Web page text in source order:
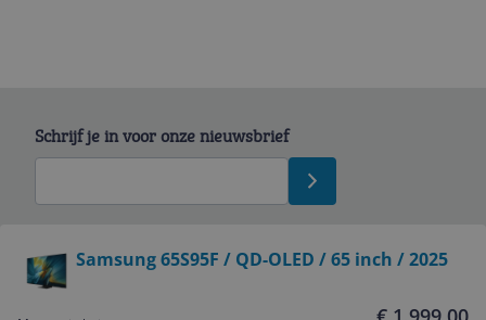
Samsung 65S95F / QD-OLED / 65 inch / 2025
Schrijf je in voor onze nieuwsbrief